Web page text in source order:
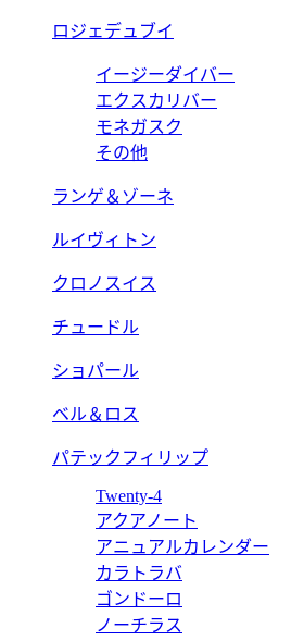
ロジェデュブイ
イージーダイバー
エクスカリバー
モネガスク
その他
ランゲ＆ゾーネ
ルイヴィトン
クロノスイス
チュードル
ショパール
ベル＆ロス
パテックフィリップ
Twenty-4
アクアノート
アニュアルカレンダー
カラトラバ
ゴンドーロ
ノーチラス